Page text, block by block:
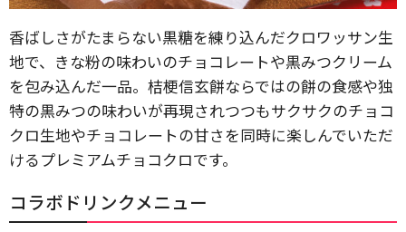
香ばしさがたまらない黒糖を練り込んだクロワッサン生
地で、きな粉の味わいのチョコレートや黒みつクリーム
を包み込んだ一品。桔梗信玄餅ならではの餅の食感や独
特の黒みつの味わいが再現されつつもサクサクのチョコ
クロ生地やチョコレートの甘さを同時に楽しんでいただ
けるプレミアムチョコクロです。
コラボドリンクメニュー